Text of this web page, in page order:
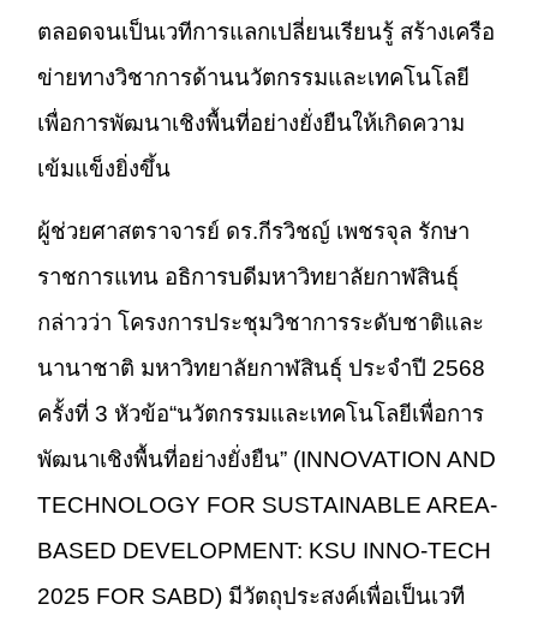
ตลอดจนเป็นเวทีการแลกเปลี่ยนเรียนรู้ สร้างเครือ
ข่ายทางวิชาการด้านนวัตกรรมและเทคโนโลยี
เพื่อการพัฒนาเชิงพื้นที่อย่างยั่งยืนให้เกิดความ
เข้มแข็งยิ่งขึ้น
ผู้ช่วยศาสตราจารย์ ดร.กีรวิชญ์ เพชรจุล รักษา
ราชการแทน อธิการบดีมหาวิทยาลัยกาฬสินธุ์
กล่าวว่า โครงการประชุมวิชาการระดับชาติและ
นานาชาติ มหาวิทยาลัยกาฬสินธุ์ ประจำปี 2568
ครั้งที่ 3 หัวข้อ“นวัตกรรมและเทคโนโลยีเพื่อการ
พัฒนาเชิงพื้นที่อย่างยั่งยืน” (INNOVATION AND
TECHNOLOGY FOR SUSTAINABLE AREA-
BASED DEVELOPMENT: KSU INNO-TECH
2025 FOR SABD) มีวัตถุประสงค์เพื่อเป็นเวที